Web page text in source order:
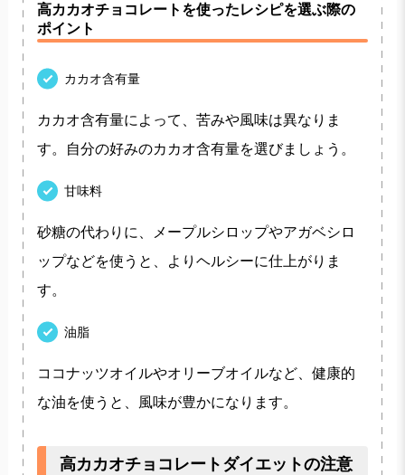
高カカオチョコレートを使ったレシピを選ぶ際の
ポイント
カカオ含有量
カカオ含有量によって、苦みや風味は異なりま
す。自分の好みのカカオ含有量を選びましょう。
甘味料
砂糖の代わりに、メープルシロップやアガベシロ
ップなどを使うと、よりヘルシーに仕上がりま
す。
油脂
ココナッツオイルやオリーブオイルなど、健康的
な油を使うと、風味が豊かになります。
高カカオチョコレートダイエットの注意